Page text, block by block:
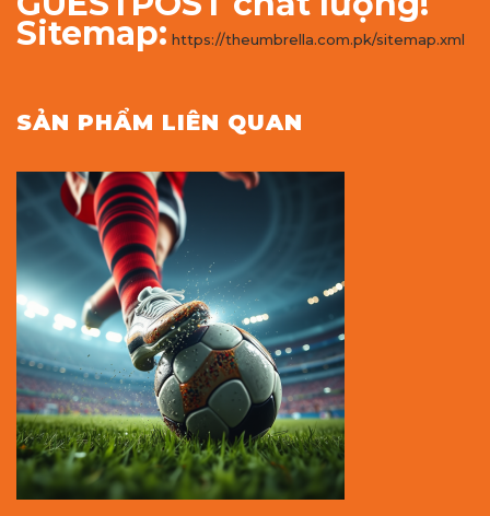
Sitemap: https://theumbrella.com.pk/sitemap.xml
SẢN PHẨM LIÊN QUAN